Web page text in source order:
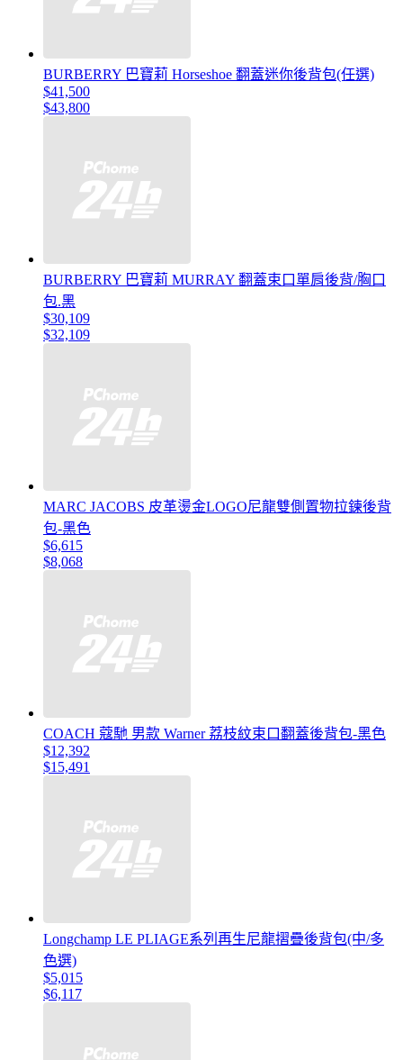
BURBERRY 巴寶莉 Horseshoe 翻蓋迷你後背包(任選)
$41,500
$43,800
BURBERRY 巴寶莉 MURRAY 翻蓋束口單肩後背/胸口
包.黑
$30,109
$32,109
MARC JACOBS 皮革燙金LOGO尼龍雙側置物拉鍊後背
包-黑色
$6,615
$8,068
COACH 蔻馳 男款 Warner 荔枝紋束口翻蓋後背包-黑色
$12,392
$15,491
Longchamp LE PLIAGE系列再生尼龍摺疊後背包(中/多
色選)
$5,015
$6,117